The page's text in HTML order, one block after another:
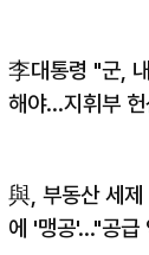
李대통령 "군,
해야…지휘부
與, 부동산 세제
에 '맹공'…"공급